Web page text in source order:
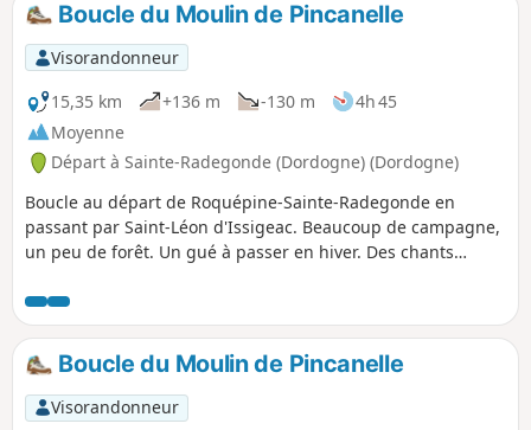
Boucle du Moulin de Pincanelle
Visorandonneur
15,35 km
+136 m -130 m
4h 45
Moyenne
Départ à Sainte-Radegonde (Dordogne) (Dordogne)
Boucle au départ de Roquépine-Sainte-Radegonde en
passant par Saint-Léon d'Issigeac. Beaucoup de campagne,
un peu de forêt. Un gué à passer en hiver. Des chants
Un peu de petites routes, sans voitures ou presque. Et puis
les vestiges du Moulin de Pincanelle après le Bois de
Bayard.Boucle du Moulin de Pincanelle
Visorandonneur